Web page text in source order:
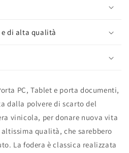
di alta qualità
PC, Tablet e porta documenti,
dalla polvere di scarto del
vinicola, per donare nuova vita
qualità, che sarebbero
La fodera è classica realizzata